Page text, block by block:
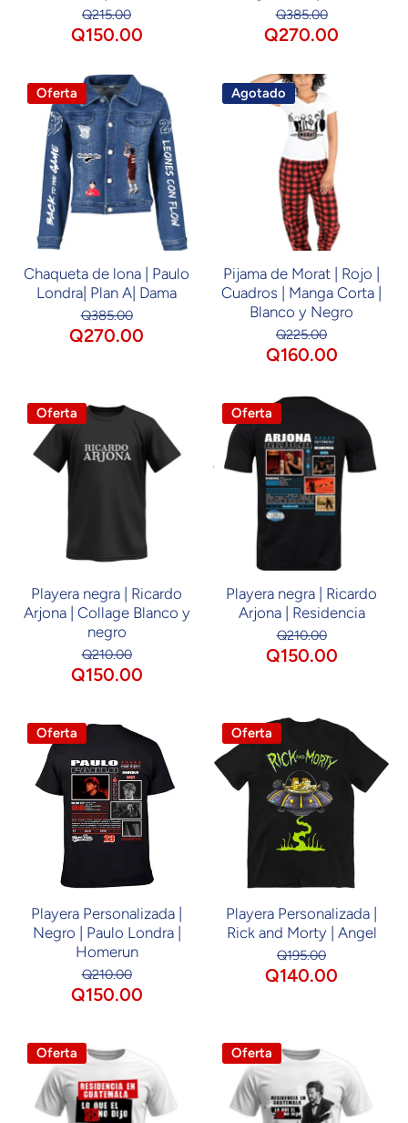
Q215.00
Q150.00
Q385.00
Q270.00
Oferta
Chaqueta de lona | Paulo
Londra| Plan A| Dama
Q385.00
Q270.00
Agotado
Pijama de Morat | Rojo |
Cuadros | Manga Corta |
Blanco y Negro
Q225.00
Q160.00
Oferta
Playera negra | Ricardo
Arjona | Collage Blanco y
negro
Q210.00
Q150.00
Oferta
Playera negra | Ricardo
Arjona | Residencia
Q210.00
Q150.00
Oferta
Playera Personalizada |
Negro | Paulo Londra |
Homerun
Q210.00
Q150.00
Oferta
Playera Personalizada |
Rick and Morty | Angel
Q195.00
Q140.00
Oferta Oferta